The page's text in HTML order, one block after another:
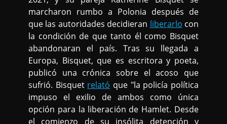
marcharon rumbo a Polonia después de
que las autoridades decidieran liberarlo con
la condición de que tanto él como Bisquet
abandonaran el país. Tras su llegada a
Europa, Bisquet, que es escritora y poeta,
publicó una crónica sobre el acoso que
sufrió. Bisquet relató que "la policía política
impuso el exilio de ambos como única
opción para la liberación de Hamlet. Desde
el comienzo de su insólita detención y